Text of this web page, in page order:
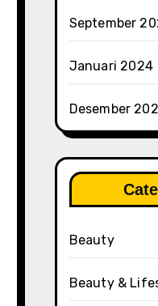
September
Januari 2024
Desember
Beauty
Beauty &